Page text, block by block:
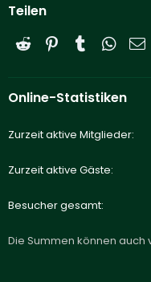
Teilen
Reddit PinterestTumblr
Online-Statistiken
Zurzeit aktive Mitglieder
Zurzeit aktive Gäste
Besucher gesamt
Die Summen können